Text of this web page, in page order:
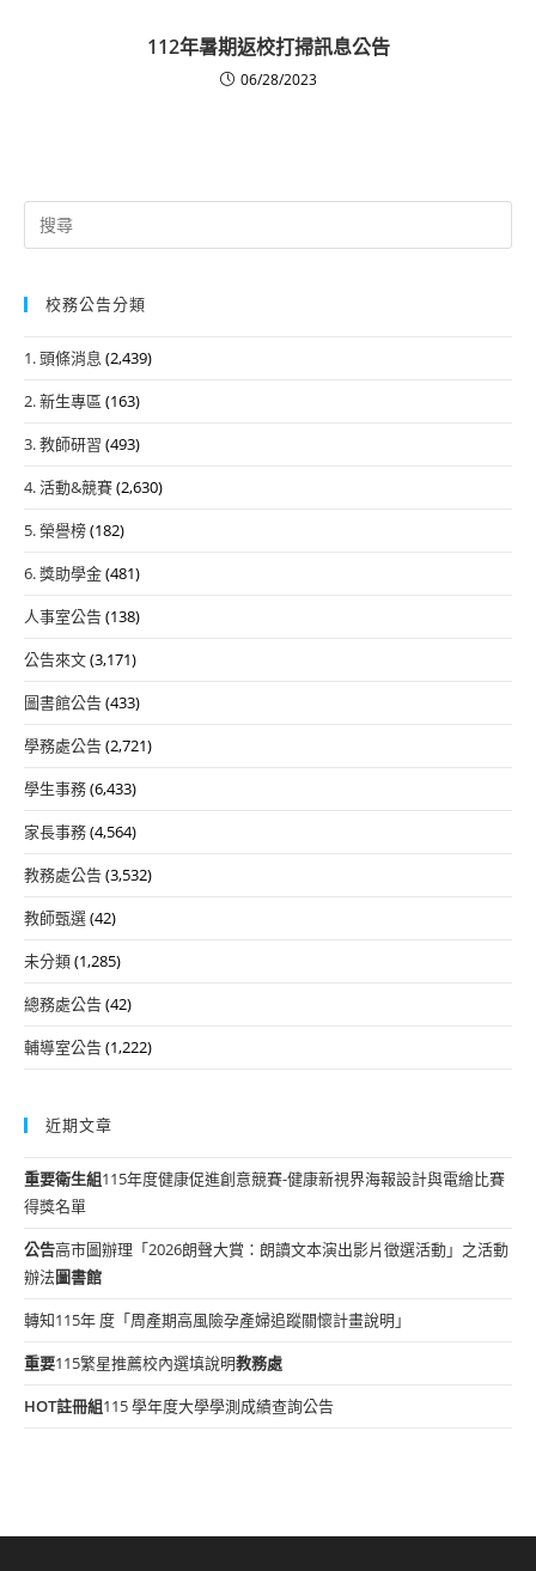
112年暑期返校打掃訊息公告
06/28/2023
Search
for:
校務公告分類
1. 頭條消息 (2,439)
2. 新生專區 (163)
3. 教師研習 (493)
4. 活動&競賽(2,630)
5. 榮譽榜(182)
6. 獎助學金(481)
人事室公告(138)
公告來文(3,171)
圖書館公告(433)
學務處公告(2,721)
學生事務(6,433)
家長事務(4,564)
教務處公告(3,532)
教師甄選(42)
未分類(1,285)
總務處公告(42)
輔導室公告(1,222)
近期文章
重要衛生組115年度健康促進創意競賽-健康新視界海報設計與電繪比賽
得獎名單
公告高市圖辦理「2026朗聲大賞：朗讀文本演出影片徵選活動」之活動
辦法圖書館
轉知115年 度「周產期高風險孕產婦追蹤關懷計畫說明」
重要115繁星推薦校內選填說明教務處
HOT註冊組115 學年度大學學測成績查詢公告